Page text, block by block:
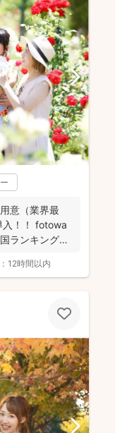
意（業界最
入！！ fotowa
ランキング１
12時間以内